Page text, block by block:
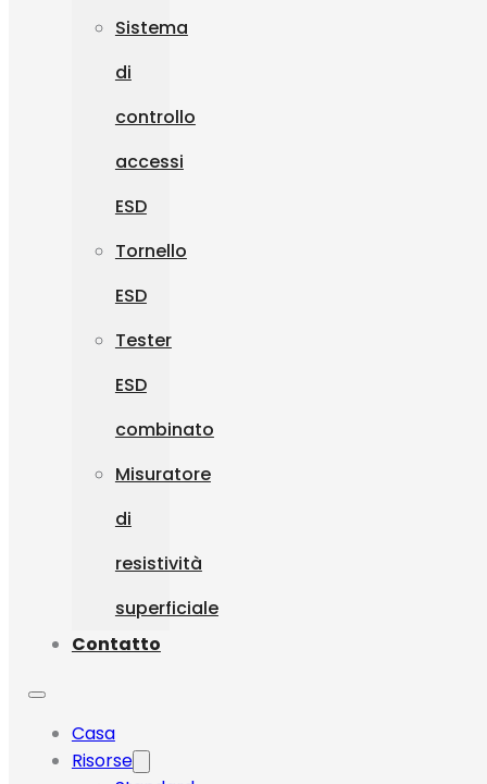
Sistema
di
controllo
accessi
ESD
Tornello
ESD
Tester
ESD
combinato
Misuratore
di
resistività
superficiale
Contatto
Casa
Risorse